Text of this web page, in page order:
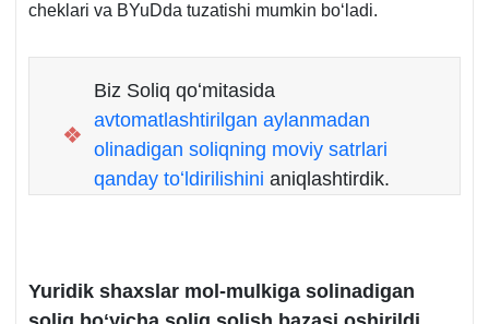
cheklari va BYuDda tuzatishi mumkin boʻladi.
❖
Biz Soliq qoʻmitasida
avtomatlashtirilgan aylanmadan
olinadigan soliqning moviy satrlari
qanday toʻldirilishini aniqlashtirdik.
Yuridik shaхslar mol-mulkiga solinadigan